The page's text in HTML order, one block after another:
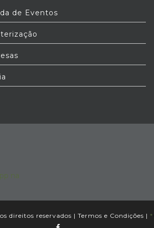
de Eventos
direitos reservados | Termos e Condições | *